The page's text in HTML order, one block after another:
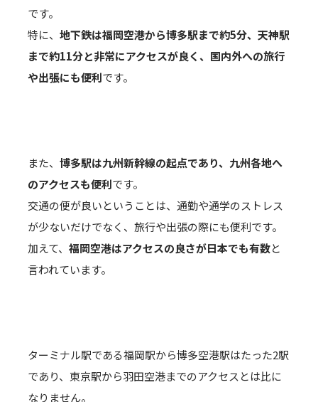
です。
特に、 地下鉄は福岡空港から博多駅まで約5分、天神駅
まで約11分と非常にアクセスが良く、国内外への旅行
や出張にも便利です。
また、 博多駅は九州新幹線の起点であり、九州各地へ
のアクセスも便利です。
交通の便が良いということは、通勤や通学のストレス
が少ないだけでなく、旅行や出張の際にも便利です。
加えて、 福岡空港はアクセスの良さが日本でも有数と
言われています。
ターミナル駅である福岡駅から博多空港駅はたった2駅
であり、東京駅から羽田空港までのアクセスとは比に
なりません。